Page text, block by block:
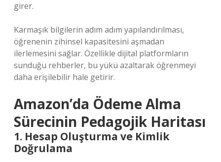
girer.
Karmaşık bilgilerin adım adım yapılandırılması,
öğrenenin zihinsel kapasitesini aşmadan
ilerlemesini sağlar. Özellikle dijital platformların
sunduğu rehberler, bu yükü azaltarak öğrenmeyi
daha erişilebilir hale getirir.
Amazon’da Ödeme Alma
Sürecinin Pedagojik Haritası
1. Hesap Oluşturma ve Kimlik
Doğrulama